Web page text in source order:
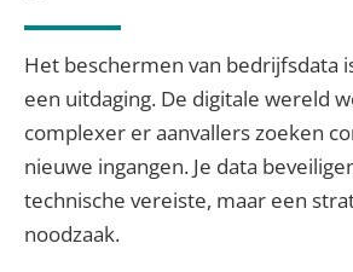
Het beschermen van bedrijfsdata
een uitdaging. De digitale wereld
complexer er aanvallers zoeken
nieuwe ingangen. Je data
technische vereiste, maar een
noodzaak.